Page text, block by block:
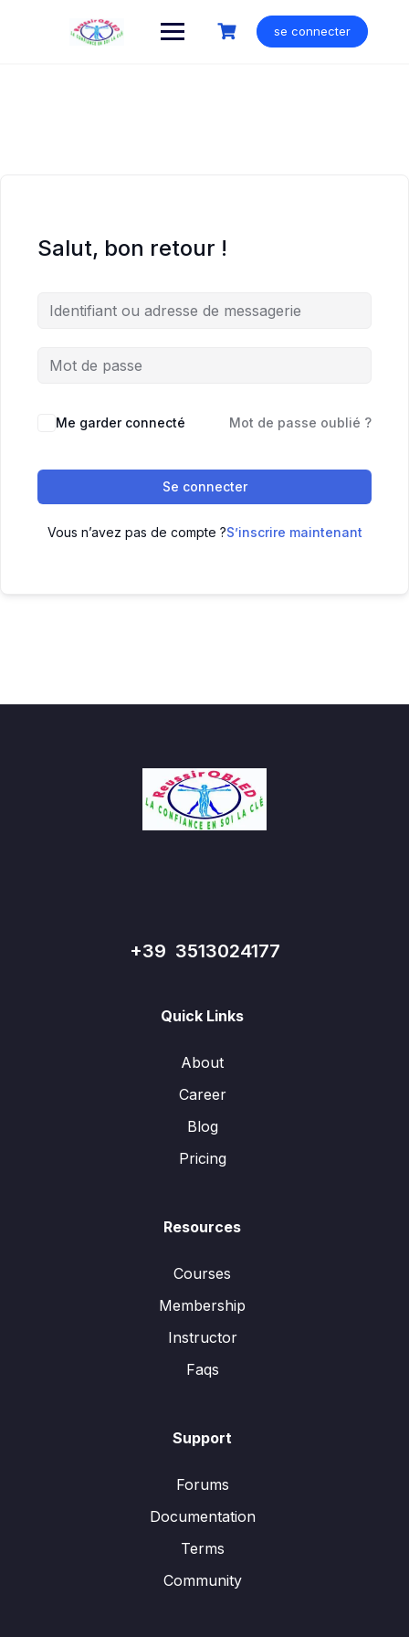
se connecter
Salut, bon retour !
Me garder connecté Mot de passe oublié ?
Se connecter
Vous n’avez pas de compte ?S’inscrire maintenant
+39 3513024177
Quick Links
About
Career
Blog
Pricing
Resources
Courses
Membership
Instructor
Faqs
Support
Forums
Documentation
Terms
Community